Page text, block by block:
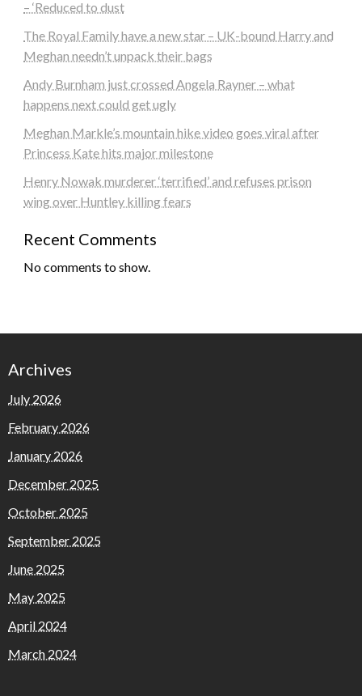
– ‘Reduced to dust
The Royal Family have a new star – UK-bound Harry and
Meghan needn’t unpack their bags
Andy Burnham just crossed Angela Rayner – what
happens next could get ugly
Meghan Markle’s mountain hike video goes viral after
Princess Kate hits major milestone
Henry Nowak murderer ‘terrified’ and refuses prison
wing over Huntley killing fears
Recent Comments
No comments to show.
Archives
July 2026
February 2026
January 2026
December 2025
October 2025
September 2025
June 2025
May 2025
April 2024
March 2024